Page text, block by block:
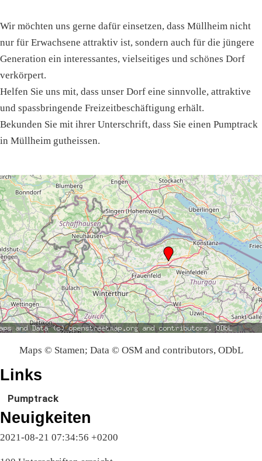
Wir möchten uns gerne dafür einsetzen, dass Müllheim nicht
nur für Erwachsene attraktiv ist, sondern auch für die jüngere
Generation ein interessantes, vielseitiges und schönes Dorf
verkörpert.
Helfen Sie uns mit, dass unser Dorf eine sinnvolle, attraktive
und spassbringende Freizeitbeschäftigung erhält.
Bekunden Sie mit ihrer Unterschrift, dass Sie einen Pumptrack
in Müllheim gutheissen.
Maps © Stamen; Data © OSM and contributors, ODbL
Links
Pumptrack
Neuigkeiten
2021-08-21 07:34:56 +0200